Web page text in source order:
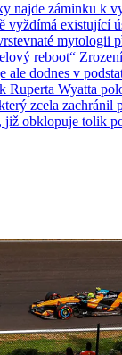
najde záminku k
vyždímá existující
mytologii
reboot“
ale dodnes v
Ruperta Wyatta
zcela zachránil
již obklopuje tolik